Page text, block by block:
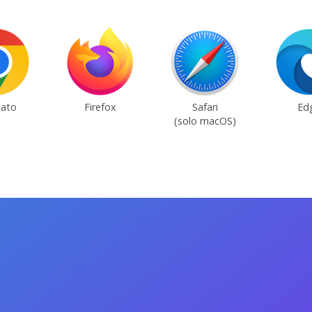
Firefox
Safari
(solo macOS)